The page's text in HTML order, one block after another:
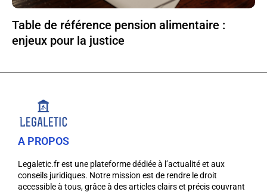
Table de référence pension alimentaire :
enjeux pour la justice
A PROPOS
Legaletic.fr est une plateforme dédiée à l’actualité et aux
conseils juridiques. Notre mission est de rendre le droit
accessible à tous, grâce à des articles clairs et précis couvrant